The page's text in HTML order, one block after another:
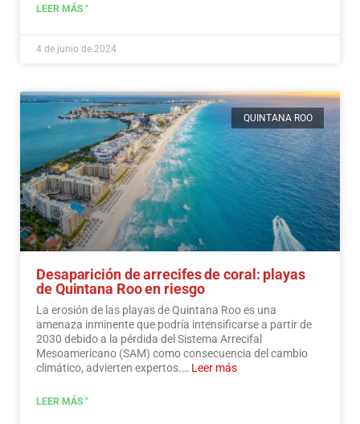
LEER MÁS "
4 de junio de 2024
QUINTANA ROO
Desaparición de arrecifes de coral: playas
de Quintana Roo en riesgo
La erosión de las playas de Quintana Roo es una
amenaza inminente que podría intensificarse a partir de
2030 debido a la pérdida del Sistema Arrecifal
Mesoamericano (SAM) como consecuencia del cambio
climático, advierten expertos.… Leer más
LEER MÁS "